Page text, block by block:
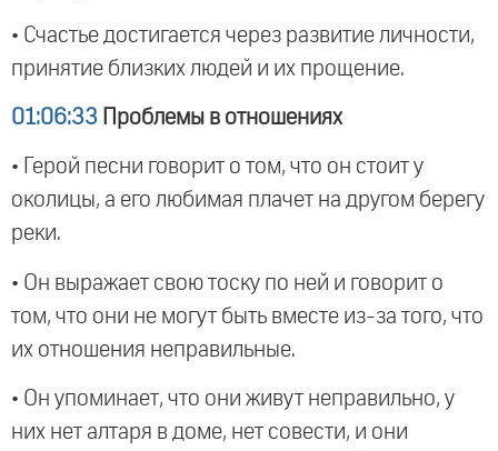
• Счастье достигается через развитие личности,
принятие близких людей и их прощение.
01:06:33 Проблемы в отношениях
• Герой песни говорит о том, что он стоит у
околицы, а его любимая плачет на другом берегу
реки.
• Он выражает свою тоску по ней и говорит о
том, что они не могут быть вместе из-за того, что
их отношения неправильные.
• Он упоминает, что они живут неправильно, у
них нет алтаря в доме, нет совести, и они